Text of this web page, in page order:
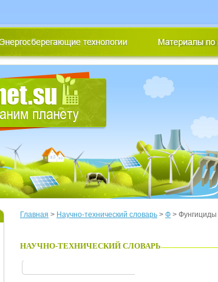
Главная > Научно-технический словарь > Ф > Фунгициды
НАУЧНО-ТЕХНИЧЕСКИЙ СЛОВАРЬ